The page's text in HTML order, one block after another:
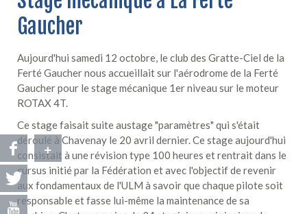
Gaucher
Aujourd'hui samedi 12 octobre, le club des Gratte-Ciel de la
Ferté Gaucher nous accueillait sur l'aérodrome de la Ferté
Gaucher pour le stage mécanique 1er niveau sur le moteur
ROTAX 4T.
Ce stage faisait suite austage "paramètres" qui s'était
déroulé à Chavenay le 20 avril dernier. Ce stage aujourd'hui
consistait à une révision type 100 heures et rentrait dans le
cursus initié par la Fédération et avec l'objectif de revenir
aux fondamentaux de l'ULM à savoir que chaque pilote soit
responsable et fasse lui-même la maintenance de sa
+